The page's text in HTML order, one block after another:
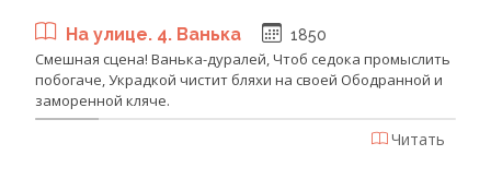
На улице. 4. Ванька 1850
Смешная сцена! Ванька-дуралей, Чтоб седока промыслить
побогаче, Украдкой чистит бляхи на своей Ободранной и
заморенной кляче.
Читать